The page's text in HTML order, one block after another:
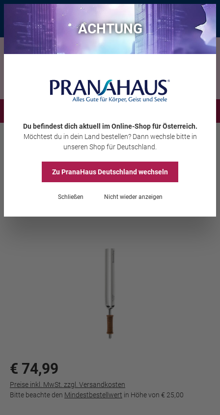
Bis zu 20 € Rabatt* mit dem Vorteils-Codeeintauchen , gültig bis
11.08.2026
Wohlbefinden Meditationszubehör
Stimmgabel
„Entspannung“ 136,10 Hz
€ 74,99
Preise inkl. MwSt. zzgl. Versandkosten
Bitte beachte den Mindestbestellwert in Höhe von € 25,00
ACHTUNG
Du befindest dich aktuell im Online-Shopfür Österreich.
Möchtest du in dein Land bestellen? Dann wechsle bitte in
unseren Shop für Deutschland
Zu PranaHausDeutschland wechseln
Schließen Nicht wieder anzeigen